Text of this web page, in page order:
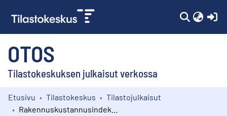
OTOS
Tilastokeskuksen julkaisut verkossa
Kokoelmat
Etusivu Tilastokeskus
Tilastojulkaisut